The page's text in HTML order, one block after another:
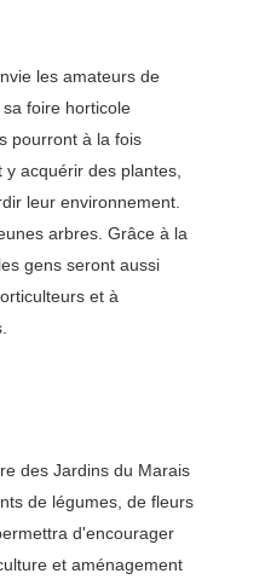
les amateurs de
foire horticole
pourront à la fois
acquérir des plantes,
leur environnement.
arbres. Grâce à la
gens seront aussi
et à
des Jardins du Marais
de légumes, de fleurs
d'encourager
et aménagement